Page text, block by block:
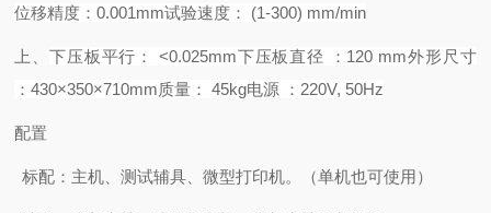
位移精度：0.001mm试验速度： (1-300) mm/min
上、下压板平行： <0.025mm下压板直径 ： 120 mm外形尺寸
：430×350×710mm质量： 45kg电源 ： 220V, 50Hz
配置
标配： 主机、测试辅具、微型打印机。（单机也可使用）